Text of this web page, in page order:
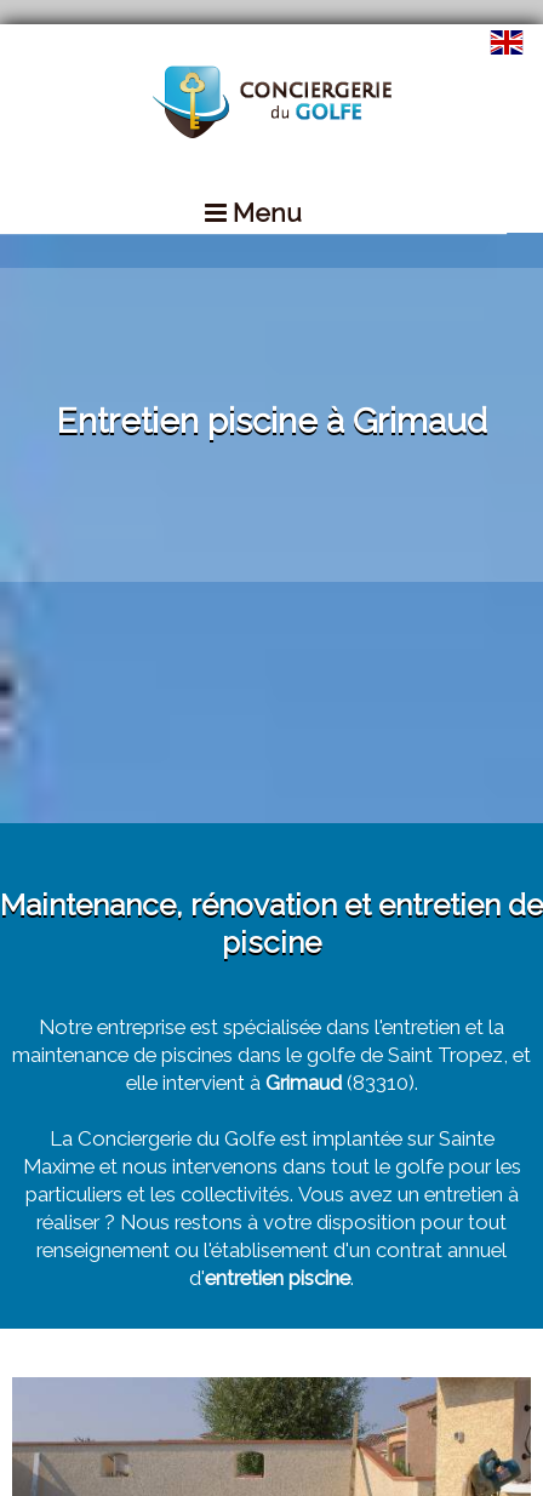
Menu
Entretien piscine à Grimaud
Maintenance, rénovation et entretien de
piscine
Notre entreprise est spécialisée dans l'entretien et la
maintenance de piscines dans le golfe de Saint Tropez, et
elle intervient à Grimaud(83310).
La Conciergerie du Golfe est implantée sur Sainte
Maxime et nous intervenons dans tout le golfe pour les
particuliers et les collectivités. Vous avez un entretien à
réaliser ? Nous restons à votre disposition pour tout
renseignement ou l'établisement d'un contrat annuel
d'entretien piscine.